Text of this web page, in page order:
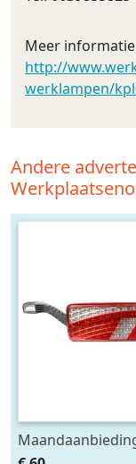
Meer
http://
werklampen/
Andere